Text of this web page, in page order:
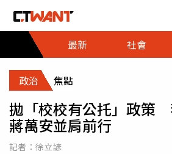
最新
社會
政治 焦點
拋「校校有公托」政策
蔣萬安並肩前行
記者： 徐立諺